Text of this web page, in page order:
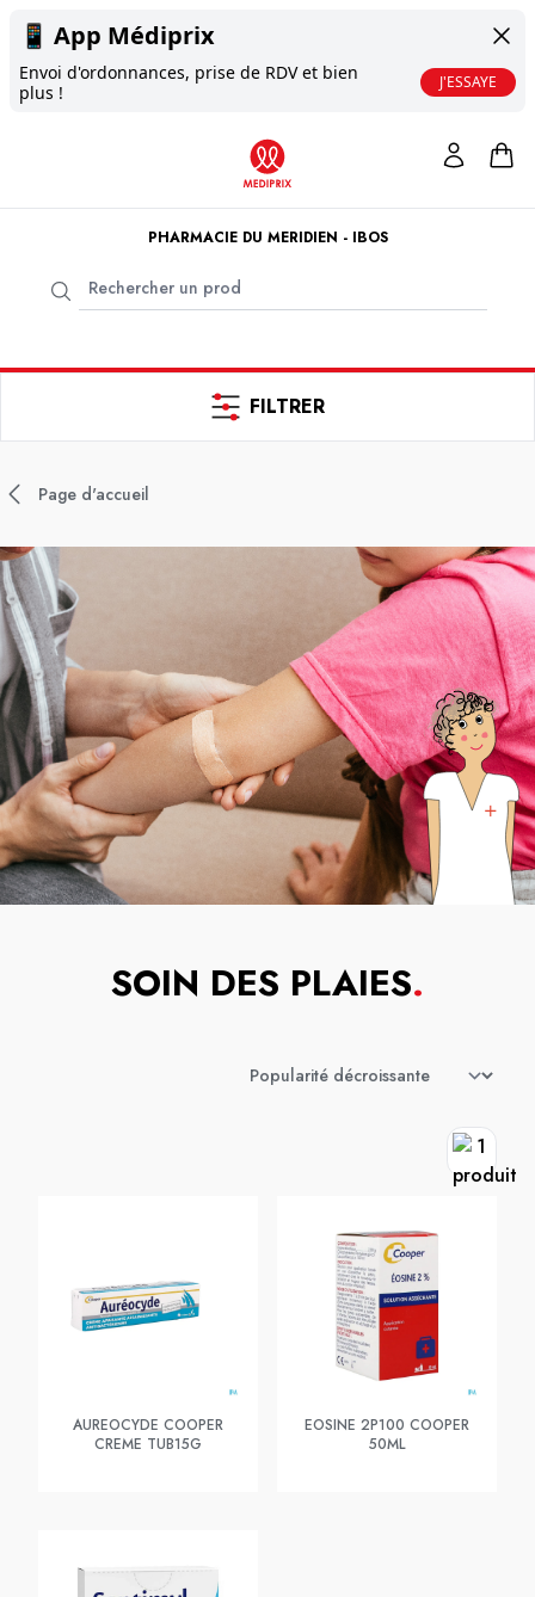
📱 App Médiprix
Envoi d'ordonnances, prise de RDV et bien
plus !
J'ESSAYE
PHARMACIE DU MERIDIEN - IBOS
FILTRER
Page d'accueil
SOIN DES PLAIES.
AUREOCYDE COOPER
CREME TUB15G
EOSINE 2P100 COOPER
50ML